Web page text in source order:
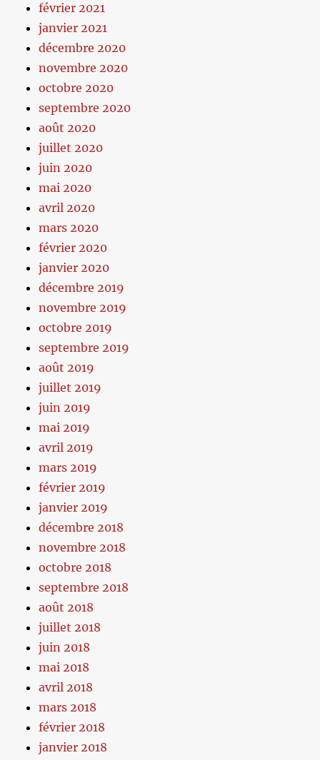
février 2021
janvier 2021
décembre 2020
novembre 2020
octobre 2020
septembre 2020
août 2020
juillet 2020
juin 2020
mai 2020
avril 2020
mars 2020
février 2020
janvier 2020
décembre 2019
novembre 2019
octobre 2019
septembre 2019
août 2019
juillet 2019
juin 2019
mai 2019
avril 2019
mars 2019
février 2019
janvier 2019
décembre 2018
novembre 2018
octobre 2018
septembre 2018
août 2018
juillet 2018
juin 2018
mai 2018
avril 2018
mars 2018
février 2018
janvier 2018